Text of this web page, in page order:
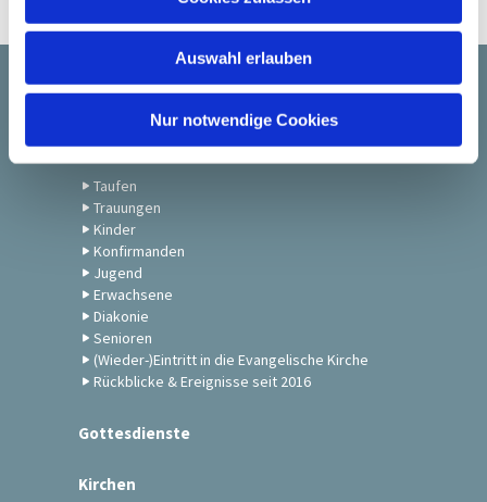
Auswahl erlauben
Nur notwendige Cookies
Startseite
Gemeindeleben
Taufen
Trauungen
Kinder
Konfirmanden
Jugend
Erwachsene
Diakonie
Senioren
(Wieder-)Eintritt in die Evangelische Kirche
Rückblicke & Ereignisse seit 2016
Gottesdienste
Kirchen